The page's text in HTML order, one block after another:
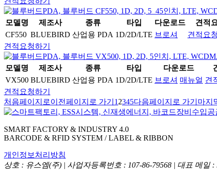
모델명 제조사 종류 타입 다운로드
견적
CF550 BLUEBIRD 산업용 PDA 1D/2D/LTE 브로셔
견적요
견적요청하기
모델명 제조사 종류 타입 다운로드
VX500 BLUEBIRD 산업용 PDA 1D/2D/LTE 브로셔 매뉴얼 견
견적요청하기
처음페이지로이전페이지로 가기 1 2345다음페이지로 가기 마지
SMART FACTORY & INDUSTRY 4.0
BARCODE & RFID SYSTEM / LABEL & RIBBON
개인정보처리방침
상호 : 유스엠(주) | 사업자등록번호 : 107-86-79568 | 대표 메일 :